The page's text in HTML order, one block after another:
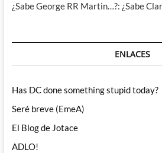
¿Sabe George RR Martin…?: ¿Sabe
ENLACES
Has DC done something stupid today?
Seré breve (EmeA)
El Blog de Jotace
ADLO!